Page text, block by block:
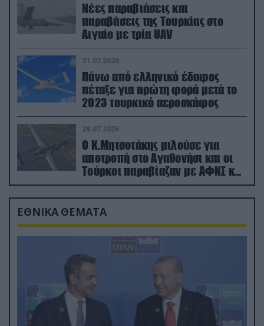
Νέες παραβιάσεις και
παραβάσεις της Τουρκίας στο
Αιγαίο με τρία UAV
31.07.2026
Πάνω από ελληνικό έδαφος
πέταξε για πρώτη φορά μετά το
2023 τουρκικό αεροσκάφος
29.07.2026
Ο Κ.Μητσοτάκης μιλούσε για
αποτροπή στο Αγαθονήσι και οι
Τούρκοι παραβίαζαν με ΑΦΝΣ και
drone
ΕΘΝΙΚΑ ΘΕΜΑΤΑ